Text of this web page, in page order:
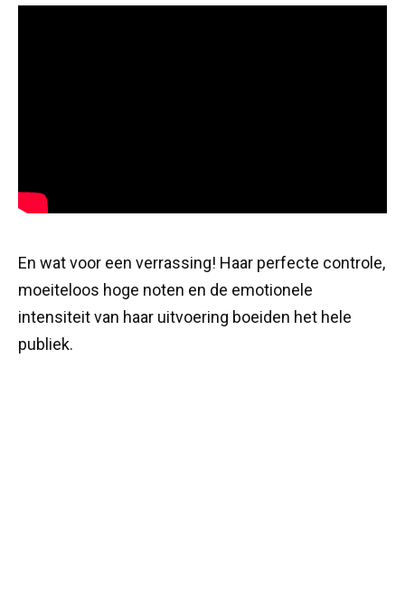
En wat voor een verrassing! Haar perfecte controle,
moeiteloos hoge noten en de emotionele
intensiteit van haar uitvoering boeiden het hele
publiek.